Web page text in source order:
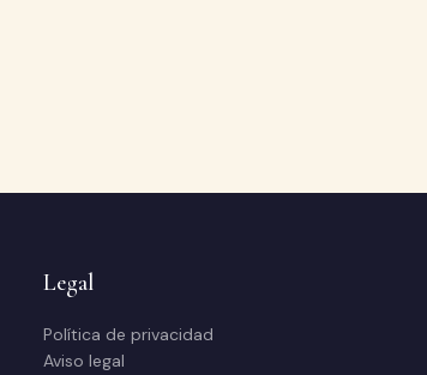
Legal
Política de privacidad
Aviso legal